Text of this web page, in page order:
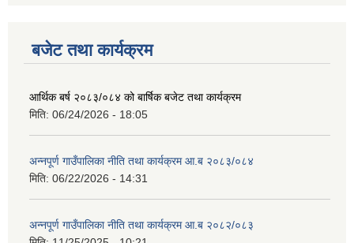
बजेट तथा कार्यक्रम
आर्थिक बर्ष २०८३/०८४ को बार्षिक बजेट तथा कार्यक्रम
मिति: 06/24/2026 - 18:05
अन्नपूर्ण गाउँपालिका नीति तथा कार्यक्रम आ.ब २०८३/०८४
मिति: 06/22/2026 - 14:31
अन्नपूर्ण गाउँपालिका नीति तथा कार्यक्रम आ.ब २०८२/०८३